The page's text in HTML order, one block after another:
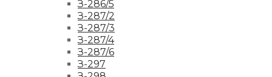
З-286/5
З-287/2
З-287/3
З-287/4
З-287/6
З-297